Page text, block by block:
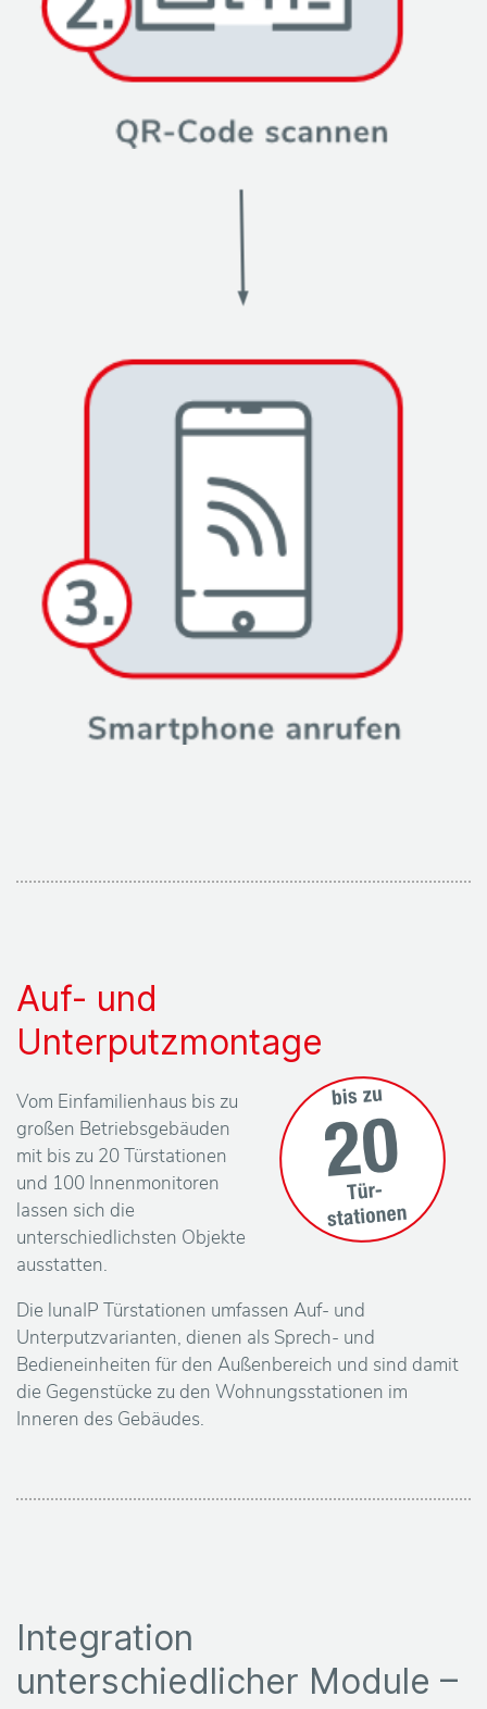
Auf- und
Unterputzmontage
Vom Einfamilienhaus bis zu
großen Betriebsgebäuden
mit bis zu 20 Türstationen
und 100 Innenmonitoren
lassen sich die
unterschiedlichsten Objekte
ausstatten.
Die lunaIP Türstationen umfassen Auf- und
Unterputzvarianten, dienen als Sprech- und
Bedieneinheiten für den Außenbereich und sind damit
die Gegenstücke zu den Wohnungsstationen im
Inneren des Gebäudes.
Integration
unterschiedlicher Module –